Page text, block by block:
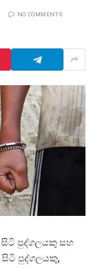
NO COMMENTS
සිටි පුද්ගලයකු සහ
සිටි පුද්ගලයකු,